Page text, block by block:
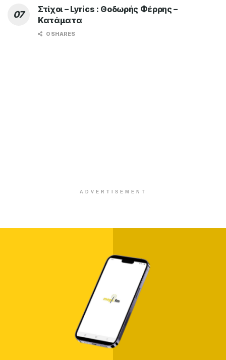
Στίχοι – Lyrics : Θοδωρής Φέρρης –
Κατάματα
0 SHARES
ADVERTISEMENT